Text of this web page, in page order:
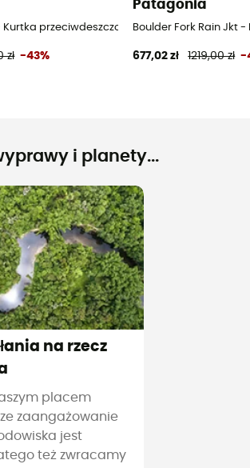
przeciwdeszczowa meska
zł -43%
Patagonia
Boulder Fork Rain Jkt
677,02 zł 1219,00 zł -
i planety...
na rzecz
placem
zaangażowanie
jest
też zwracamy